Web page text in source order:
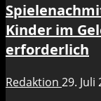
Kinder im
erforderlich
Redaktion 29. Juli